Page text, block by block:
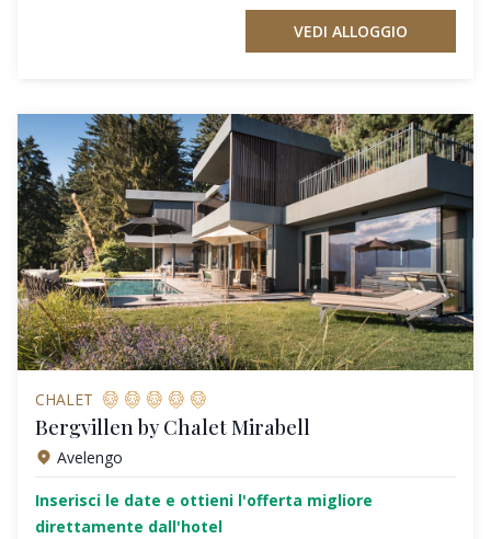
VEDI ALLOGGIO
CHALET
Bergvillen by Chalet Mirabell
Avelengo
Inserisci le date e ottieni l'offerta migliore
direttamente dall'hotel